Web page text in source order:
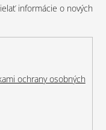
informácie o nových
ochrany osobných